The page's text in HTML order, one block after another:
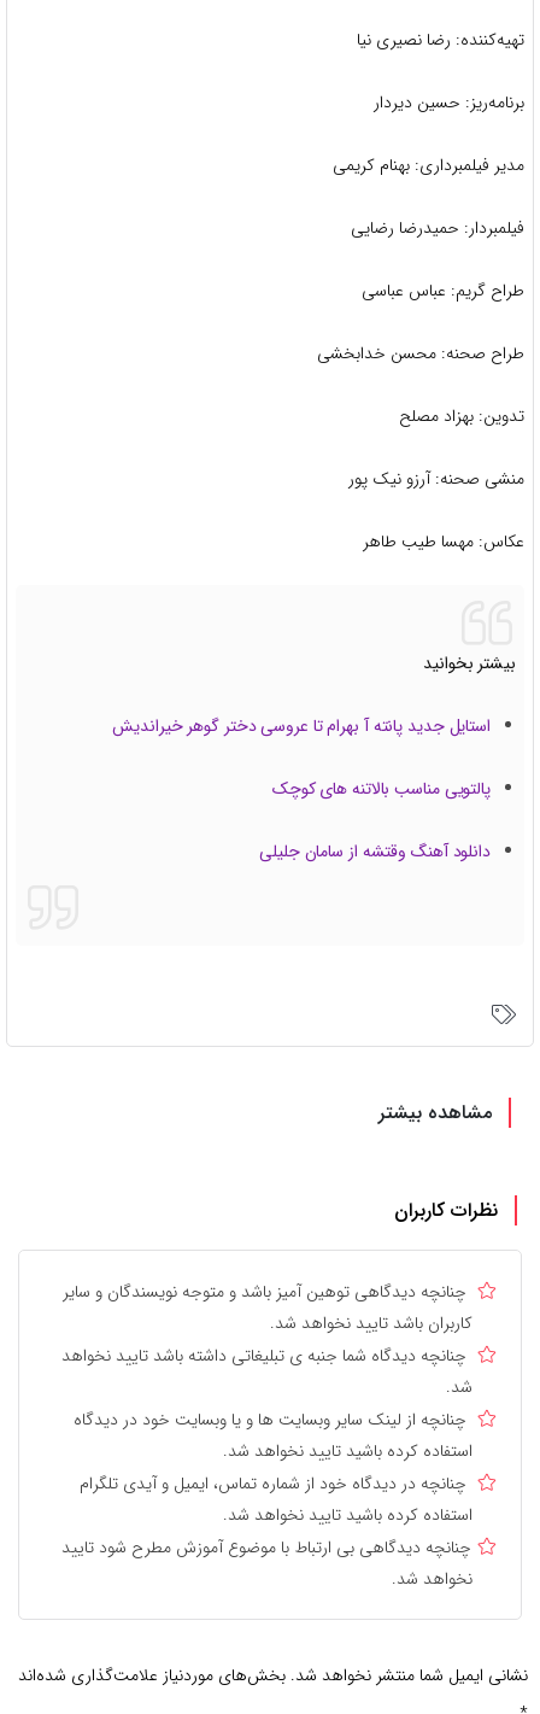
تهیه‌کننده: رضا نصیری نیا
برنامه‌ریز: حسین دیردار
مدیر فیلمبرداری: بهنام کریمی
فیلمبردار: حمیدرضا رضایی
طراح گریم: عباس عباسی
طراح صحنه: محسن خدابخشی
تدوین: بهزاد مصلح
منشی صحنه: آرزو نیک پور
عکاس: مهسا طیب طاهر
بیشتر بخوانید
استایل جدید پانته آ بهرام تا عروسی دختر گوهر خیراندیش
پالتویی مناسب بالاتنه های کوچک
دانلود آهنگ وقتشه از سامان جلیلی
مشاهده بیشتر
نظرات کاربران
چنانچه دیدگاهی توهین آمیز باشد و متوجه نویسندگان و سایر
کاربران باشد تایید نخواهد شد.
چنانچه دیدگاه شما جنبه ی تبلیغاتی داشته باشد تایید نخواهد
شد.
چنانچه از لینک سایر وبسایت ها و یا وبسایت خود در دیدگاه
استفاده کرده باشید تایید نخواهد شد.
چنانچه در دیدگاه خود از شماره تماس، ایمیل و آیدی تلگرام
استفاده کرده باشید تایید نخواهد شد.
چنانچه دیدگاهی بی ارتباط با موضوع آموزش مطرح شود تایید
نخواهد شد.
نشانی ایمیل شما منتشر نخواهد شد. بخش‌های موردنیاز علامت‌گذاری شده‌اند